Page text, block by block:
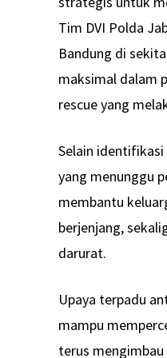
Tim DVI Polda
Bandung di
maksimal dalam
rescue yang
Selain
yang menunggu
membantu
berjenjang,
darurat.
Upaya terpadu
mampu
terus